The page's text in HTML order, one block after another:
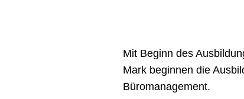
Mit Beginn des
Mark beginnen die
Büromanagement.